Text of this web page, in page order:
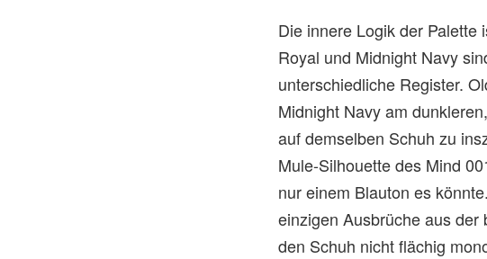
Die innere Logik der Palette
Royal und Midnight Navy
unterschiedliche Register.
Midnight Navy am
auf demselben Schuh zu
Mule-Silhouette des Mind
nur einem Blauton es
einzigen Ausbrüche aus der
den Schuh nicht flächig